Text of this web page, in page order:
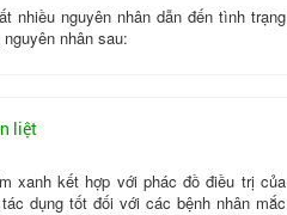
nhiều nguyên nhân dẫn đến tình trạng
nhân sau:
liệt
xanh kết hợp với phác đồ điều trị của
dụng tốt đối với các bệnh nhân mắc